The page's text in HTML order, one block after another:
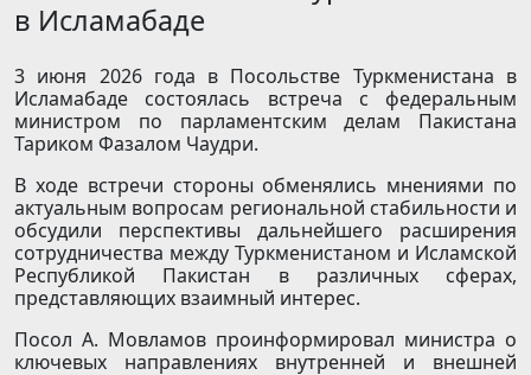
в Исламабаде
3 июня 2026 года в Посольстве Туркменистана в
Исламабаде состоялась встреча с федеральным
министром по парламентским делам Пакистана
Тариком Фазалом Чаудри.
В ходе встречи стороны обменялись мнениями по
актуальным вопросам региональной стабильности и
обсудили перспективы дальнейшего расширения
сотрудничества между Туркменистаном и Исламской
Республикой Пакистан в различных сферах,
представляющих взаимный интерес.
Посол А. Мовламов проинформировал министра о
ключевых направлениях внутренней и внешней